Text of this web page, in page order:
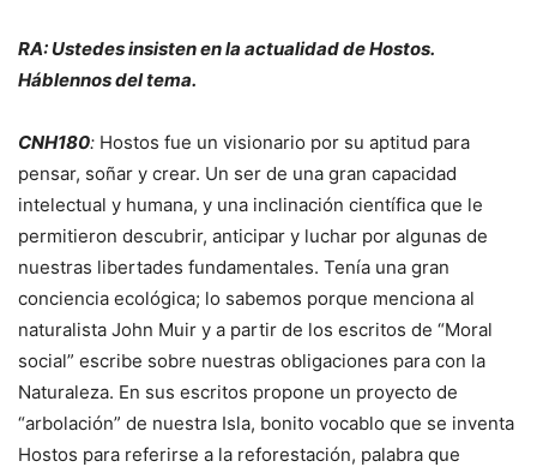
RA: Ustedes insisten en la actualidad de Hostos.
Háblennos del tema.
CNH180: Hostos fue un visionario por su aptitud para
pensar, soñar y crear. Un ser de una gran capacidad
intelectual y humana, y una inclinación científica que le
permitieron descubrir, anticipar y luchar por algunas de
nuestras libertades fundamentales. Tenía una gran
conciencia ecológica; lo sabemos porque menciona al
naturalista John Muir y a partir de los escritos de “Moral
social” escribe sobre nuestras obligaciones para con la
Naturaleza. En sus escritos propone un proyecto de
“arbolación” de nuestra Isla, bonito vocablo que se inventa
Hostos para referirse a la reforestación, palabra que